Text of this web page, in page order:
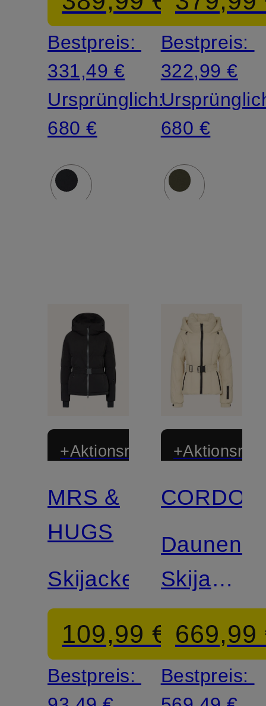
Bestpreis:
331,49 €
Ursprünglich:
680 €
Bestpreis:
322,99 €
680 €
+Aktionsrabatt
MRS &
HUGS
Skijacke
109,99 €
Bestpreis:
Daunen-
Skijacke
669,99
Bestpreis: